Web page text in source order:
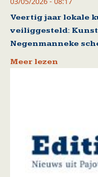
Veertig jaar lokale
veiliggesteld:
Negenmanneke
Meer lezen